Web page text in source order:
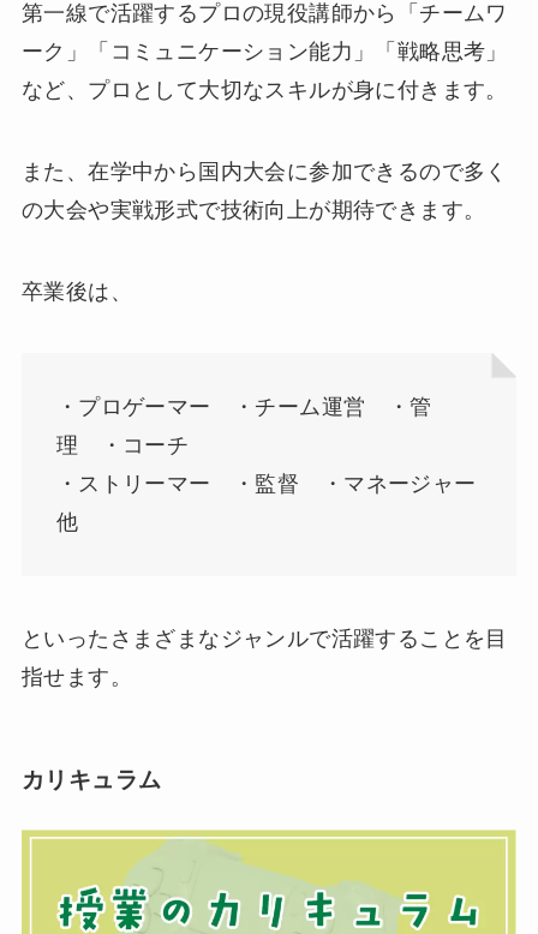
第一線で活躍するプロの現役講師から「チームワ
ーク」「コミュニケーション能力」「戦略思考」
など、プロとして大切なスキルが身に付きます。
また、在学中から国内大会に参加できるので多く
の大会や実戦形式で技術向上が期待できます。
卒業後は、
・プロゲーマー ・チーム運営 ・管
理 ・コーチ
・ストリーマー ・監督 ・マネージャー
他
といったさまざまなジャンルで活躍することを目
指せます。
カリキュラム